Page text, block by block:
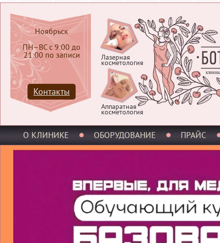
Лазерная
косметология
Аппаратная
косметология
Ноябрьск
ПН–ВС с 9:00 до
21:00 по записи
Контакты
О КЛИНИКЕ ОБОРУДОВАНИЕ ПРАЙС